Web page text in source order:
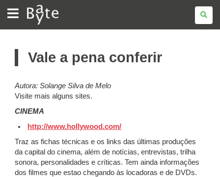
BATE
BYTE
Vale a pena conferir
Autora: Solange Silva de Melo
Visite mais alguns sites.
CINEMA
http://www.hollywood.com/
Traz as fichas técnicas e os links das últimas produções
da capital do cinema, além de notícias, entrevistas, trilha
sonora, personalidades e críticas. Tem ainda informações
dos filmes que estao chegando às locadoras e de DVDs.